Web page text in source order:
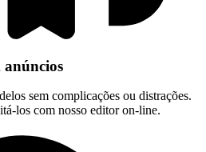
anúncios
sem complicações ou distrações.
los com nosso editor on-line.